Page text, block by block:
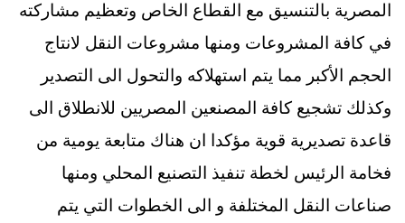
المصرية بالتنسيق مع القطاع الخاص وتعظيم مشاركته
في كافة المشروعات ومنها مشروعات النقل لانتاج
الحجم الأكبر مما يتم استهلاكه والتحول الى التصدير
وكذلك تشجيع كافة المصنعين المصريين للانطلاق الى
قاعدة تصديرية قوية مؤكدا ان هناك متابعة يومية من
فخامة الرئيس لخطة تنفيذ التصنيع المحلي ومنها
صناعات النقل المختلفة و الى الخطوات التي يتم